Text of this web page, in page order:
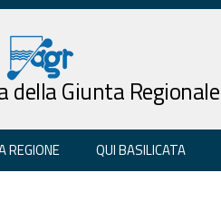
della Giunta Regionale
REGIONE QUI BASILICATA